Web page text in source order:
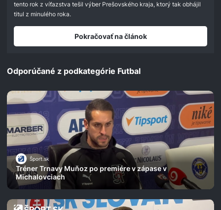
tento rok z víťazstva tešil výber Prešovského kraja, ktorý tak obhájil
titul z minulého roka.
Pokračovať na článok
Odporúčané z podkategórie Futbal
Šport.sk
Tréner Trnavy Muňoz po premiére v zápase v
Michalovciach